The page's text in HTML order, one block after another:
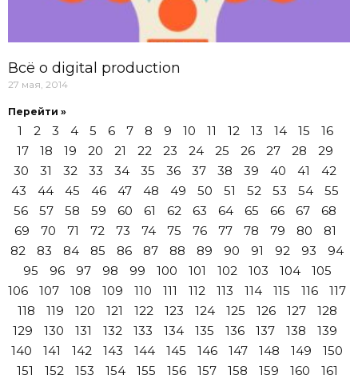
Всё о digital production
27 мая, 2014
Перейти »
1 2 3 4 5 6 7 8 9 10 11 12 13 14 15
16
17
18 19 20 21 22 23 24 25 26 27 28
29
30
31 32 33 34 35 36 37 38 39 40 41
42
43
44 45 46 47 48 49 50 51 52 53 54
55
56
57 58 59 60 61 62 63 64 65 66 67
68
69
70 71 72 73 74 75 76 77 78 79 80
81
82
83 84 85 86 87 88 89 90 91 92 93
94
95
96 97 98 99 100 101 102 103 104
105
106
107 108 109 110 111 112 113 114 115 116
117
118
119 120 121 122 123 124 125 126 127
128
129
130 131 132 133 134 135 136 137 138
139
140
141 142 143 144 145 146 147 148 149
150
151
152 153 154 155 156 157 158 159 160
161